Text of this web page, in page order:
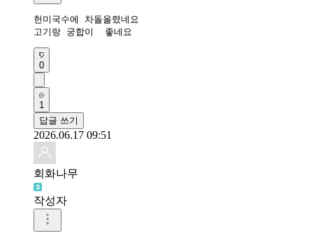
헌미국수에 차돌올렸네요
고기랑 궁합이  좋네요
0
1
답글 쓰기
2026.06.17 09:51
회화나무
작성자